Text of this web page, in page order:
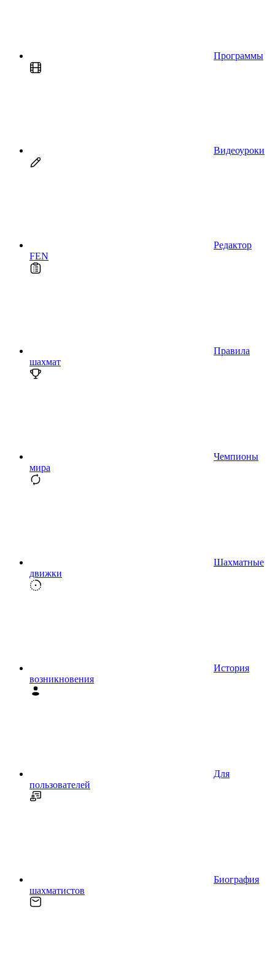
Программы
Видеоуроки
Редактор
FEN
Правила
шахмат
Чемпионы
мира
Шахматные
движки
История
возникновения
Для
пользователей
Биография
шахматистов